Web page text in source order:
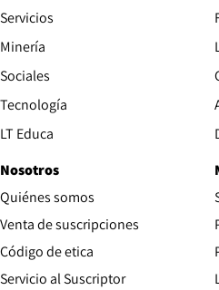
Servicios
Minería
Sociales
Tecnología
LT Educa
Nosotros
Quiénes somos
Venta de suscripciones
Código de etica Opens in new
Servicio al Suscriptor